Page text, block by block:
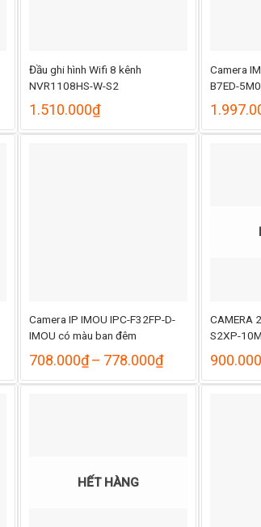
Đầu ghi hình Wifi 8 kênh
NVR1108HS-W-S2
1.510.000₫
Camera
B7ED-
Camera IP IMOU IPC-F32FP-D-
IMOU có màu ban đêm
708.000₫– 778.000₫Khoảng
giá:
từ
CAMERA
S2XP-
900.000
HẾT HÀNG